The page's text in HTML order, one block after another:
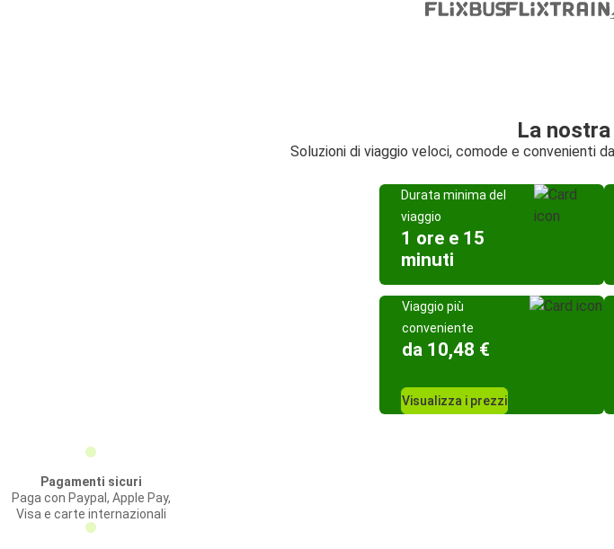
La
Soluzioni di viaggio veloci, comode e convenienti
Durata minima del
viaggio
1 ore e 15
minuti
Viaggio più
conveniente
da 10,48 €
Visualizza i prezzi
Pagamenti sicuri
Paga con Paypal, Apple Pay,
Visa e carte internazionali